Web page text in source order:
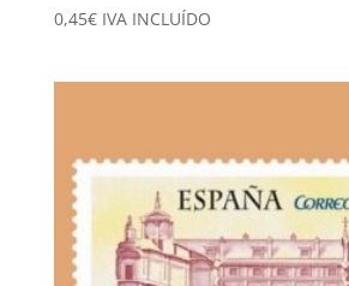
0,45€ IVA INCLUÍDO